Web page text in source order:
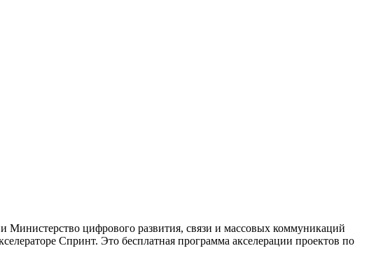
цифрового развития, связи и массовых коммуникаций
Спринт. Это бесплатная программа акселерации проектов по